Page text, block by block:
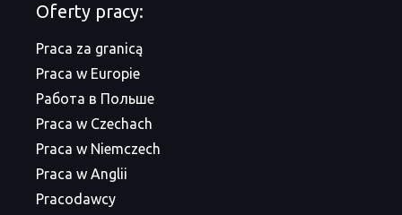
Oferty pracy:
Praca za granicą
Praca w Europie
Работа в Польше
Praca w Czechach
Praca w Niemczech
Praca w Anglii
Pracodawcy